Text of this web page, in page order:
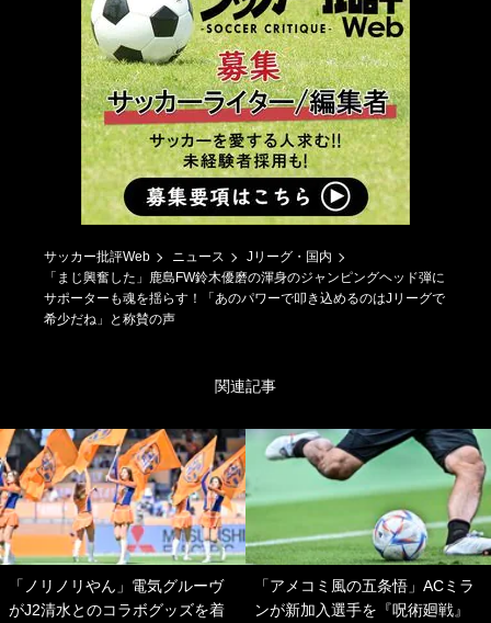
サッカー批評Web ニュース
Jリーグ・国内
「まじ興奮した」鹿島FW鈴木優磨の渾身のジャンピングヘッド弾に
サポーターも魂を揺らす！「あのパワーで叩き込めるのはJリーグで
希少だね」と称賛の声
関連記事
「ノリノリやん」電気グルーヴ
がJ2清水とのコラボグッズを着
「アメコミ風の五条悟」ACミラ
ンが新加入選手を『呪術廻戦』